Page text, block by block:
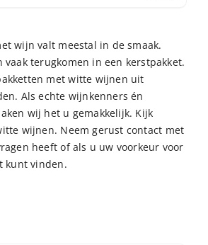
wijn valt meestal in de smaak.
vaak terugkomen in een kerstpakket.
met witte wijnen uit
Als echte wijnkenners én
wij het u gemakkelijk. Kijk
wijnen. Neem gerust contact met
heeft of als u uw voorkeur voor
kunt vinden.